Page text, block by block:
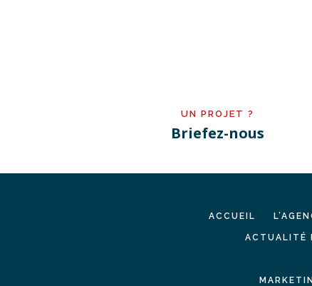
UN PROJET ?
Briefez-nous
ACCUEIL
ACTUALITÉ